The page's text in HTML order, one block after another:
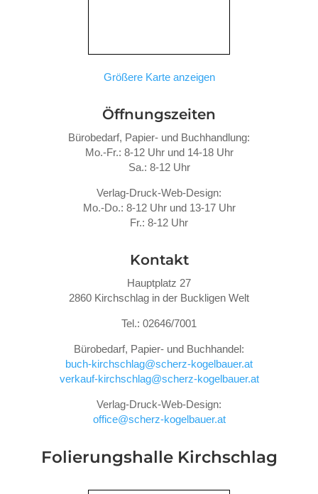
Größere Karte anzeigen
Öffnungszeiten
Bürobedarf, Papier- und Buchhandlung:
Mo.-Fr.: 8-12 Uhr und 14-18 Uhr
Sa.: 8-12 Uhr
Verlag-Druck-Web-Design:
Mo.-Do.: 8-12 Uhr und 13-17 Uhr
Fr.: 8-12 Uhr
Kontakt
Hauptplatz 27
2860 Kirchschlag in der Buckligen Welt
Tel.: 02646/7001
Bürobedarf, Papier- und Buchhandel:
buch-kirchschlag@scherz-kogelbauer.at
verkauf-kirchschlag@scherz-kogelbauer.at
Verlag-Druck-Web-Design:
office@scherz-kogelbauer.at
Folierungshalle Kirchschlag